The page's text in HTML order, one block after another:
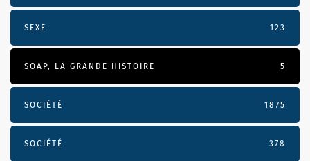
SEXE 123
SOAP, LA GRANDE HISTOIRE 5
SOCIÉTÉ 1875
SOCIÉTÉ 378